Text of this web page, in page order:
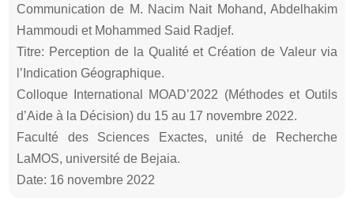
Communication de M. Nacim Nait Mohand, Abdelhakim
Hammoudi et Mohammed Said Radjef.
Titre: Perception de la Qualité et Création de Valeur via
l’Indication Géographique.
Colloque International MOAD’2022 (Méthodes et Outils
d’Aide à la Décision) du 15 au 17 novembre 2022.
Faculté des Sciences Exactes, unité de Recherche
LaMOS, université de Bejaia.
Date: 16 novembre 2022